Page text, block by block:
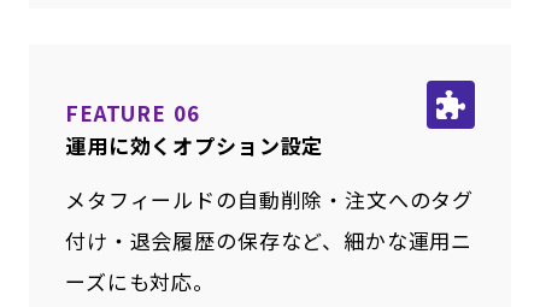
FEATURE 06
運用に効くオプション設定
メタフィールドの自動削除・注文へのタグ
付け・退会履歴の保存など、細かな運用ニ
ーズにも対応。